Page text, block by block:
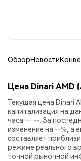
ОбзорНовости
Цена Dinari AMD
Текущая цена Dinari
капитализация на
часа — --. За
изменение на --%, а
составляет
режиме реального
точной рыночной